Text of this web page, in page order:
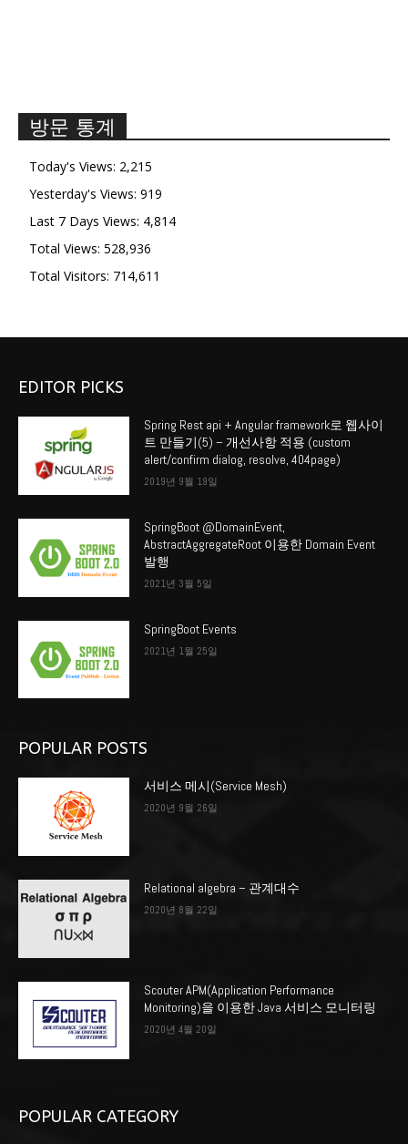
방문 통계
Today's Views: 2,215
Yesterday's Views: 919
Last 7 Days Views: 4,814
Total Views: 528,936
Total Visitors: 714,611
EDITOR PICKS
Spring Rest api + Angular framework로 웹사이
트 만들기(5) – 개선사항 적용 (custom
alert/confirm dialog, resolve, 404page)
2019년 9월 19일
SpringBoot @DomainEvent,
AbstractAggregateRoot 이용한 Domain Event
발행
2021년 3월 5일
SpringBoot Events
2021년 1월 25일
POPULAR POSTS
서비스 메시(Service Mesh)
2020년 9월 26일
Relational algebra – 관계대수
2020년 8월 22일
Scouter APM(Application Performance
Monitoring)을 이용한 Java 서비스 모니터링
2020년 4월 20일
POPULAR CATEGORY